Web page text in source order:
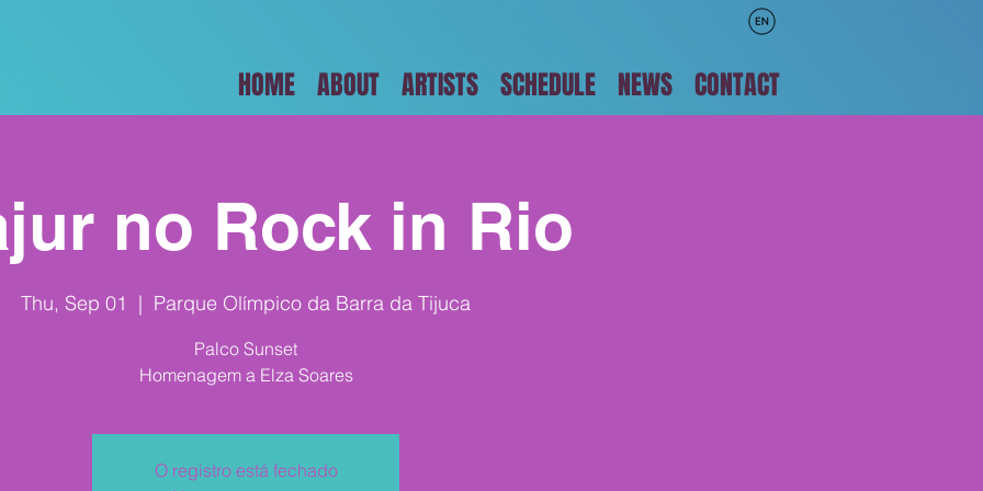
HOME ABOUT ARTISTS SCHEDULE NEWS CONTACT
no Rock in Rio
Thu, Sep 01
  |
Parque Olímpico da Barra da Tijuca
Palco Sunset
Homenagem a Elza Soares
O registro está fechado